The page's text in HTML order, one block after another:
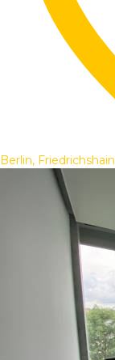
Berlin, Friedrichshain